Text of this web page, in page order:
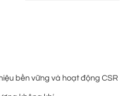
bền vững và hoạt động CSR